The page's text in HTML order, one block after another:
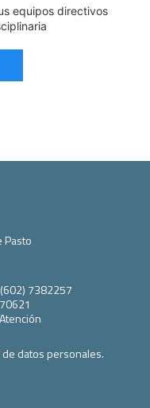
equipos directivos
Pasto
7382257
datos personales.